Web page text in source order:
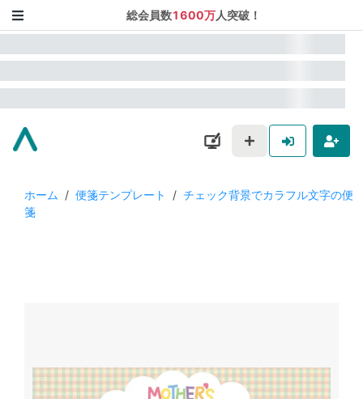
総会員数1600万人突破！
ホーム / 便箋テンプレート / チェック背景でカラフル文字の便
箋